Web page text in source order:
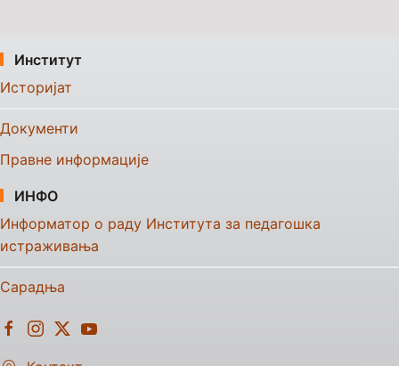
Институт
Историјат
Документи
Правне информације
ИНФО
Информатор о раду Института за педагошка
истраживања
Сарадња